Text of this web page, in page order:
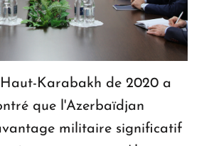
Karabakh de 2020 a
que l'Azerbaïdjan
militaire significatif